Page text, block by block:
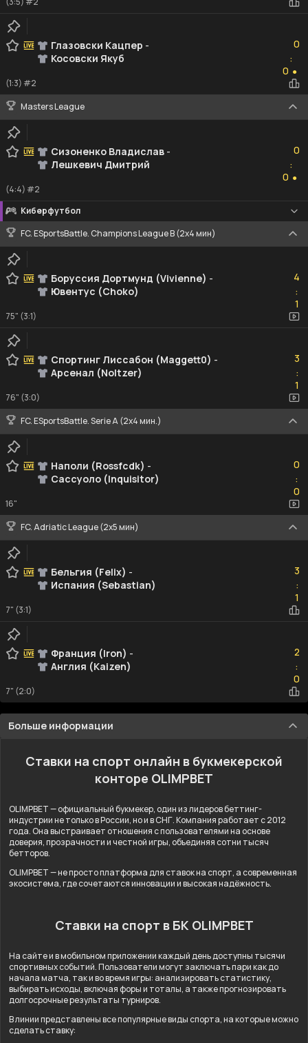
Глазовски Кацпер -
Косовски Якуб
0
:
0 ●
(1:3) #2
Masters League
Сизоненко Владислав -
Лешкевич Дмитрий
0
:
0 ●
(4:4) #2
Киберфутбол
FC. ESportsBattle. Champions League B (2x4 мин)
Боруссия Дортмунд (Vivienne) -
Ювентус (Choko)
4
:1
1
75" (3:1)
Спортинг Лиссабон (Maggett0) -
Арсенал (Noltzer)
3
:1
1
76" (3:0)
FC. ESportsBattle. Serie A (2x4 мин.)
Наполи (Rossfcdk) -
Сассуоло (Inquisitor)
0
:0
0
16"
FC. Adriatic League (2х5 мин)
Бельгия (Felix) -
Испания (Sebastian)
3
:1
1
7" (3:1)
Франция (Iron) -
Англия (Kaizen)
2
:0
0
7" (2:0)
Больше информации
Ставки на спорт онлайн в букмекерской
конторе OLIMPBET
OLIMPBET — официальный букмекер, один из лидеров беттинг-
индустрии не только в России, но и в СНГ. Компания работает с 2012
года. Она выстраивает отношения с пользователями на основе
доверия, прозрачности и честной игры, объединяя сотни тысяч
бетторов.
OLIMPBET — не просто платформа для ставок на спорт, а современная
экосистема, где сочетаются инновации и высокая надёжность.
Ставки на спорт в БК OLIMPBET
На сайте и в мобильном приложении каждый день доступны тысячи
спортивных событий. Пользователи могут заключать пари как до
начала матча, так и во время игры: анализировать статистику,
выбирать исходы, включая форы и тоталы, а также прогнозировать
долгосрочные результаты турниров.
В линии представлены все популярные виды спорта, на которые можно
сделать ставку: